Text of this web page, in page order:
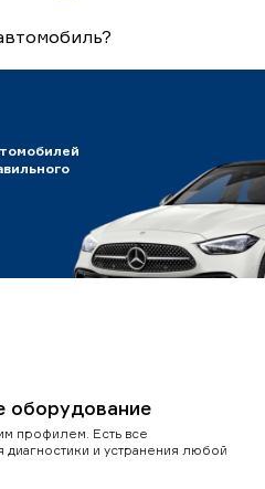
оборудование
профилем. Есть все
и устранения любой